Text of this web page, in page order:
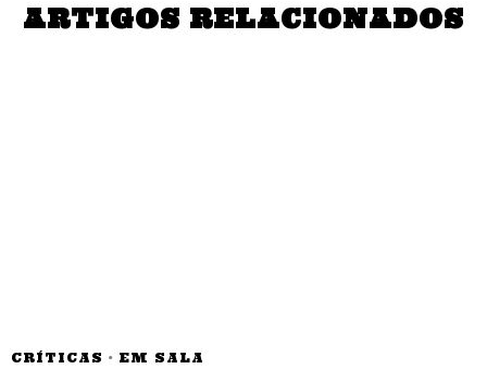
ARTIGOS RELACIONADOS
CRÍTICAS · EM SALA